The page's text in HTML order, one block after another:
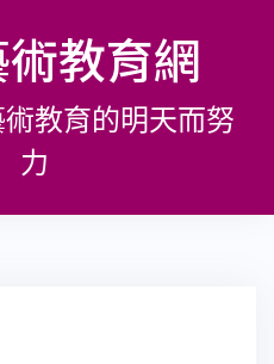
教育網
教育的明天而努
力